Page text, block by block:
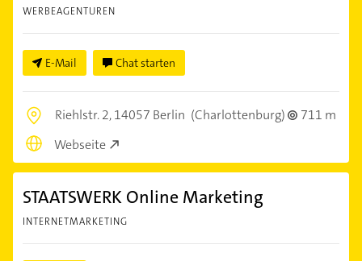
WERBEAGENTUREN
E-Mail Chat starten
Riehlstr. 2,14057 Berlin (Charlottenburg)
711 m
Webseite
STAATSWERK Online Marketing
INTERNETMARKETING